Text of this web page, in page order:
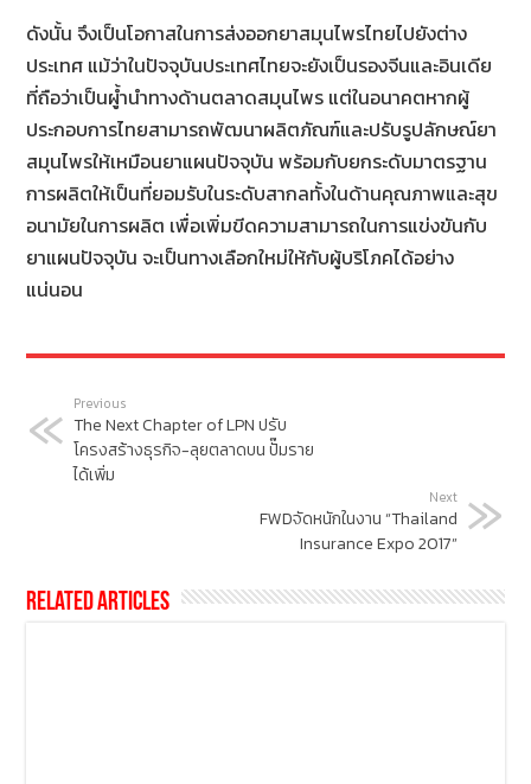
ดังนั้น จึงเป็นโอกาสในการส่งออกยาสมุนไพรไทยไปยังต่าง
ประเทศ แม้ว่าในปัจจุบันประเทศไทยจะยังเป็นรองจีนและอินเดีย
ที่ถือว่าเป็นผู้ำนำทางด้านตลาดสมุนไพร แต่ในอนาคตหากผู้
ประกอบการไทยสามารถพัฒนาผลิตภัณฑ์และปรับรูปลักษณ์ยา
สมุนไพรให้เหมือนยาแผนปัจจุบัน พร้อมกับยกระดับมาตรฐาน
การผลิตให้เป็นที่ยอมรับในระดับสากลทั้งในด้านคุณภาพและสุข
อนามัยในการผลิต เพื่อเพิ่มขีดความสามารถในการแข่งขันกับ
ยาแผนปัจจุบัน จะเป็นทางเลือกใหม่ให้กับผู้บริโภคได้อย่าง
แน่นอน
Previous
The Next Chapter of LPN ปรับ
โครงสร้างธุรกิจ-ลุยตลาดบน ปั๊มราย
ได้เพิ่ม
Next
FWDจัดหนักในงาน “Thailand
Insurance Expo 2017”
Related Articles